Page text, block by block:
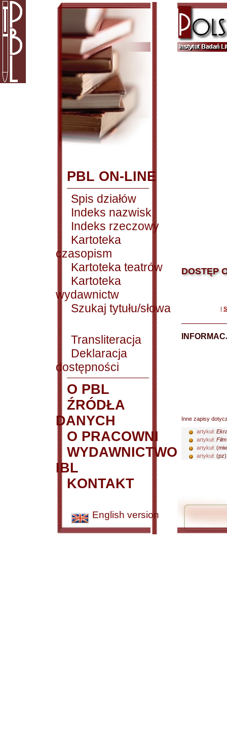
PBL ON-LINE
Spis działów
Indeks nazwisk
Indeks rzeczowy
Kartoteka
czasopism
Kartoteka teatrów
Kartoteka
wydawnictw
Szukaj tytułu/słowa
Transliteracja
Deklaracja
dostępności
O PBL
ŹRÓDŁA
DANYCH
O PRACOWNI
WYDAWNICTWO
IBL
KONTAKT
English version
DOSTĘP
|
Inne zapisy
artykuł:
artykuł:
artykuł:
artykuł: